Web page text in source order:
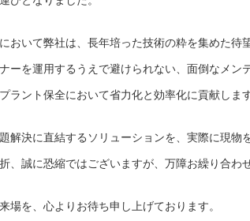
おいて弊社は、長年培った技術の粋を集めた待
ーを運用するうえで避けられない、面倒なメン
ラント保全において省力化と効率化に貢献します
解決に直結するソリューションを、実際に現物
、誠に恐縮ではございますが、万障お繰り合わ
場を、心よりお待ち申し上げております。